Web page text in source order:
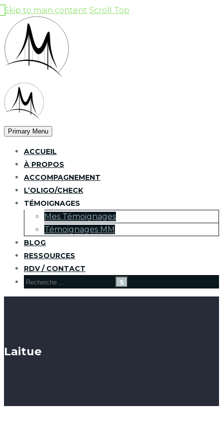
Skip to main content Scroll Top
Primary Menu
ACCUEIL
À PROPOS
ACCOMPAGNEMENT
L’OLIGO/CHECK
TÉMOIGNAGES
Mes Témoignages
Témoignages MM
BLOG
RESSOURCES
RDV / CONTACT
Laitue